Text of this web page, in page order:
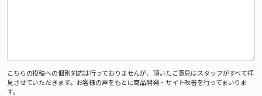
こちらの投稿への個別対応は行っておりませんが、頂いたご意見はスタッフがすべて拝
見させていただきます。お客様の声をもとに商品開発・サイト改善を行ってまいりま
す。